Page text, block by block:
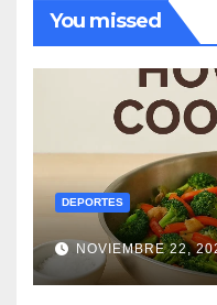
You missed
DEPORTES
NOVIEMBRE 22,